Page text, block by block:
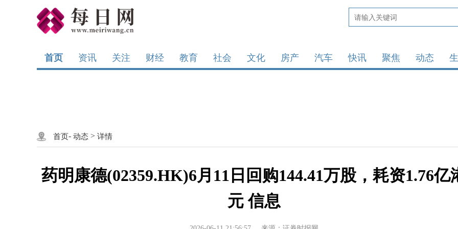
首页 资讯 关注 财经 教育 社会 文化 房产 汽车 快讯 聚焦 动态
首页- 动态 > 详情
药明康德(02359.HK)6月11日回购144.41万股，耗资1.76亿
元 信息